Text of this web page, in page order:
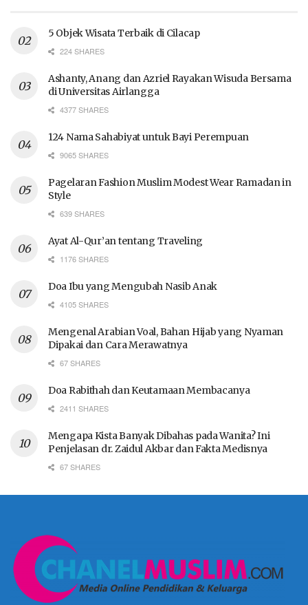
5 Objek Wisata Terbaik di Cilacap
224 SHARES
Ashanty, Anang dan Azriel Rayakan Wisuda Bersama
di Universitas Airlangga
4377 SHARES
124 Nama Sahabiyat untuk Bayi Perempuan
9065 SHARES
Pagelaran Fashion Muslim Modest Wear Ramadan in
Style
639 SHARES
Ayat Al-Qur’an tentang Traveling
1176 SHARES
Doa Ibu yang Mengubah Nasib Anak
4105 SHARES
Mengenal Arabian Voal, Bahan Hijab yang Nyaman
Dipakai dan Cara Merawatnya
67 SHARES
Doa Rabithah dan Keutamaan Membacanya
2411 SHARES
Mengapa Kista Banyak Dibahas pada Wanita? Ini
Penjelasan dr. Zaidul Akbar dan Fakta Medisnya
67 SHARES